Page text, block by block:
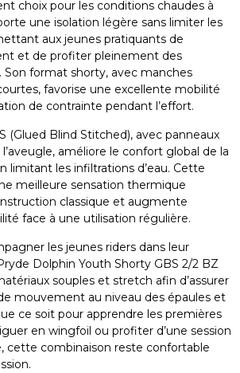
choix pour les conditions chaudes à
une isolation légère sans limiter les
aux jeunes pratiquants de
et de profiter pleinement des
Son format shorty, avec manches
favorise une excellente mobilité
de contrainte pendant l’effort.
(Glued Blind Stitched), avec panneaux
améliore le confort global de la
limitant les infiltrations d’eau. Cette
meilleure sensation thermique
classique et augmente
face à une utilisation régulière.
les jeunes riders dans leur
Dolphin Youth Shorty GBS 2/2 BZ
souples et stretch afin d’assurer
mouvement au niveau des épaules et
ce soit pour apprendre les premières
en wingfoil ou profiter d’une session
cette combinaison reste confortable